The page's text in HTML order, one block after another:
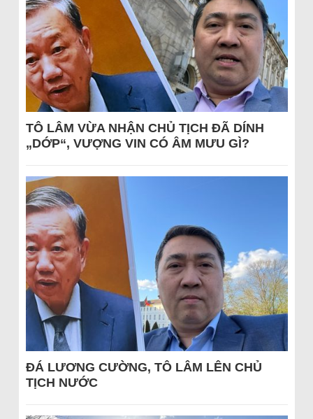
TÔ LÂM VỪA NHẬN CHỦ TỊCH ĐÃ DÍNH
„DỚP“, VƯỢNG VIN CÓ ÂM MƯU GÌ?
ĐÁ LƯƠNG CƯỜNG, TÔ LÂM LÊN CHỦ
TỊCH NƯỚC